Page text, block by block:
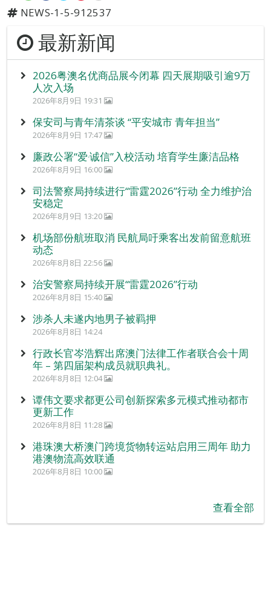
NEWS-1-5-912537
最新新闻
2026粤澳名优商品展今闭幕 四天展期吸引逾9万
人次入场
2026年8月9日 19:31
保安司与青年清茶谈 “平安城市 青年担当”
2026年8月9日 17:47
廉政公署“爱‧诚信”入校活动 培育学生廉洁品格
2026年8月9日 16:00
司法警察局持续进行“雷霆2026”行动 全力维护治
安稳定
2026年8月9日 13:20
机场部份航班取消 民航局吁乘客出发前留意航班
动态
2026年8月8日 22:56
治安警察局持续开展“雷霆2026”行动
2026年8月8日 15:40
涉杀人未遂内地男子被羁押
2026年8月8日 14:24
行政长官岑浩辉出席澳门法律工作者联合会十周
年 – 第四届架构成员就职典礼。
2026年8月8日 12:04
谭伟文要求都更公司创新探索多元模式推动都市
更新工作
2026年8月8日 11:28
港珠澳大桥澳门跨境货物转运站启用三周年 助力
港澳物流高效联通
2026年8月8日 10:00
查看全部